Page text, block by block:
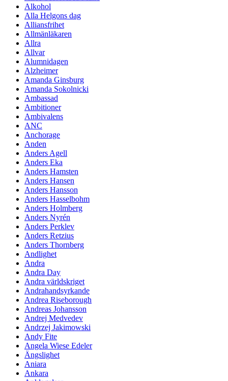
Alkohol
Alla Helgons dag
Alliansfrihet
Allmänläkaren
Allra
Allvar
Alumnidagen
Alzheimer
Amanda Ginsburg
Amanda Sokolnicki
Ambassad
Ambitioner
Ambivalens
ANC
Anchorage
Anden
Anders Agell
Anders Eka
Anders Hamsten
Anders Hansen
Anders Hansson
Anders Hasselbohm
Anders Holmberg
Anders Nyrén
Anders Perklev
Anders Retzius
Anders Thornberg
Andlighet
Andra
Andra Day
Andra världskriget
Andrahandsyrkande
Andrea Riseborough
Andreas Johansson
Andrej Medvedev
Andrzej Jakimowski
Andy Fite
Angela Wiese Edeler
Ängslighet
Aniara
Ankara